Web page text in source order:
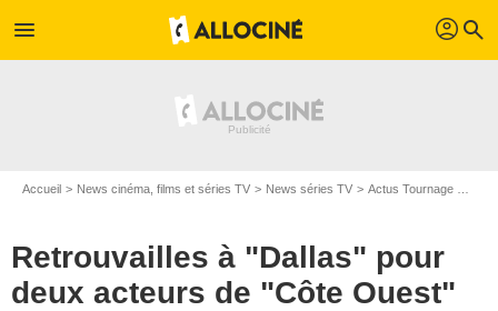
menu profil search
Accueil News cinéma, films et séries TV News séries TV Actus Tournage Séries TV
Retrouvailles à "Dallas" pour
deux acteurs de "Côte Ouest"